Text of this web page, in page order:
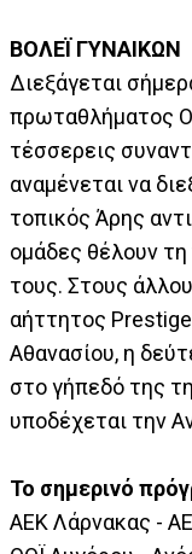
ΒΟΛΕΪ ΓΥΝΑΙΚΩΝ
Διεξάγεται
πρωταθλήματος
τέσσερεις
αναμένεται να
τοπικός Άρης
ομάδες θέλουν τη
τους. Στους
αήττητος
Αθανασίου, η
στο γήπεδό της
υποδέχεται την
Το σημερινό
ΑΕΚ Λάρνακας -